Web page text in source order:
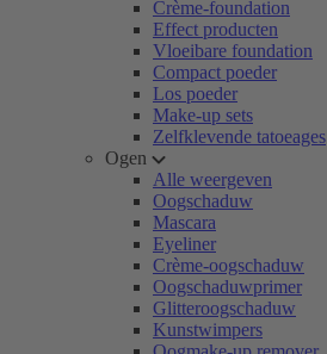
Crème-foundation
Effect producten
Vloeibare foundation
Compact poeder
Los poeder
Make-up sets
Zelfklevende tatoeages
Ogen
Alle weergeven
Oogschaduw
Mascara
Eyeliner
Crème-oogschaduw
Oogschaduwprimer
Glitteroogschaduw
Kunstwimpers